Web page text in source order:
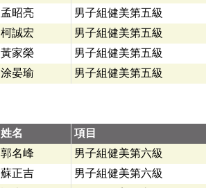
孟昭亮 男子組健美第五級
柯誠宏 男子組健美第五級
黃家榮 男子組健美第五級
涂晏瑜 男子組健美第五級
姓名 項目
郭名峰 男子組健美第六級
蘇正吉 男子組健美第六級